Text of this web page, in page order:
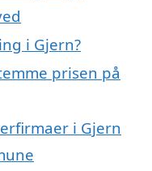
i Gjern?
prisen på
i Gjern